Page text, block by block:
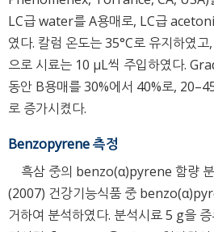
LC급 water를 A용매로, LC급
였다. 칼럼 온도는 35°C로 유지하였
으로 시료는 10 μL씩 주입하였다.
동안 B용매를 30%에서 40%로,
로 증가시켰다.
Benzopyrene 측정
흑삼 중의 benzo(α)pyrene 함량
(2007) 건강기능식품 중
거하여 분석하였다. 분석시료 5 g을